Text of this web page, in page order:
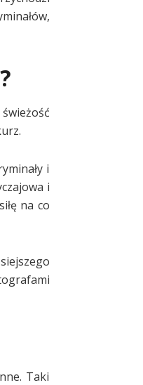
i
i
na co
Taki